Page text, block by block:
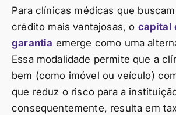
Para clínicas médicas que
crédito mais vantajosas, o capital
garantia emerge como uma
Essa modalidade permite que a
bem (como imóvel ou veículo)
que reduz o risco para a
consequentemente, resulta em